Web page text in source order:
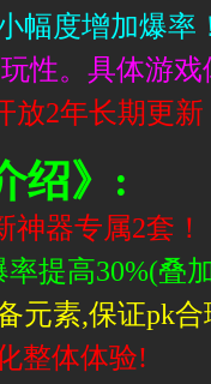
幅度增加爆率
性。具体游戏
2年长期更新
绍》:
器专属2套！
提高30%(叠
元素,保证pk合
整体体验!